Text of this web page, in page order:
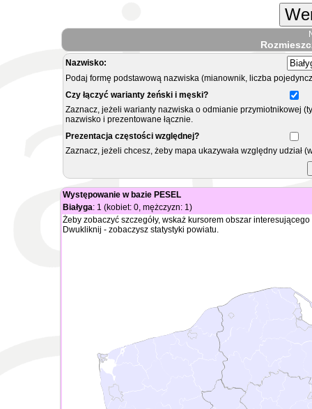
Nazwisko:
Podaj formę podstawową nazwiska (mianownik, liczba
Czy łączyć warianty żeński i męski?
Zaznacz, jeżeli warianty nazwiska o odmianie przymiotnikowej
nazwisko i prezentowane łącznie.
Prezentacja częstości względnej?
Zaznacz, jeżeli chcesz, żeby mapa ukazywała względny
Występowanie w bazie PESEL
Białyga: 1 (kobiet: 0, mężczyzn: 1)
Żeby zobaczyć szczegóły, wskaż kursorem obszar
Dwukliknij - zobaczysz statystyki powiatu.